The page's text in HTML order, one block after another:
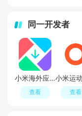
同一开发者
小米海外应用商店getapps安装包
查看 查看